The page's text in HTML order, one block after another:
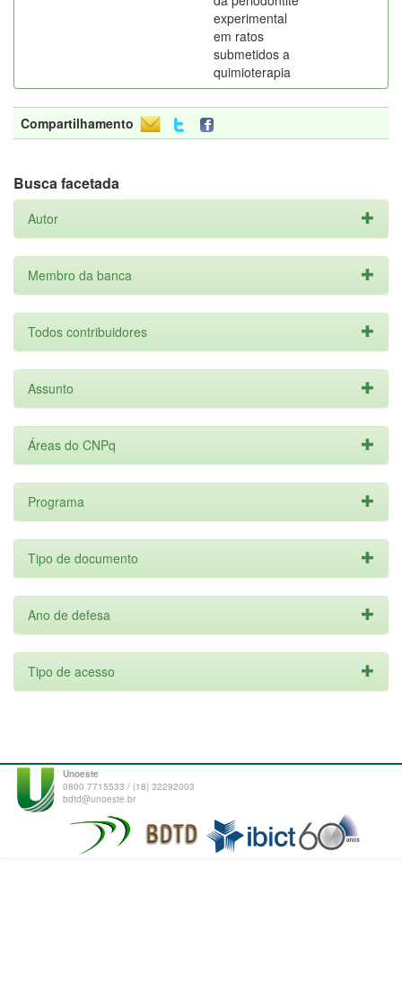
experimental
em ratos
submetidos a
quimioterapia
Compartilhamento
Busca facetada
Autor
Membro da banca
Todos contribuidores
Assunto
Áreas do CNPq
Programa
Tipo de documento
Ano de defesa
Tipo de acesso
Unoeste
0800 7715533 / (18) 32292003
bdtd@unoeste.br